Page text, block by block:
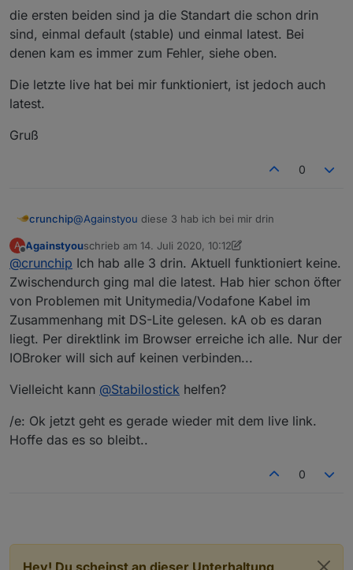
http://iobroker.live/repo/sources-dist-
die ersten beiden sind ja die Standart die schon drin
sind, einmal default (stable) und einmal latest. Bei
denen kam es immer zum Fehler, siehe oben.
Die letzte live hat bei mir funktioniert, ist jedoch auch
latest.
Gruß
0
crunchip@Againstyou diese 3 hab ich bei mir drin
1
default
http://download.iobroker.net/sources-
2
latest
http://download.iobroker.net/sources-dist-
live
http://iobroker.live/repo/sources-dist-
A Againstyouschrieb am 14. Juli 2020, 10:12
zuletzt editiert von Againstyou
@crunchip Ich hab alle 3 drin. Aktuell funktioniert keine.
Zwischendurch ging mal die latest. Hab hier schon öfter
von Problemen mit Unitymedia/Vodafone Kabel im
Zusammenhang mit DS-Lite gelesen. kA ob es daran
liegt. Per direktlink im Browser erreiche ich alle. Nur der
IOBroker will sich auf keinen verbinden...
Vielleicht kann @Stabilostick helfen?
/e: Ok jetzt geht es gerade wieder mit dem live link.
Hoffe das es so bleibt..
0